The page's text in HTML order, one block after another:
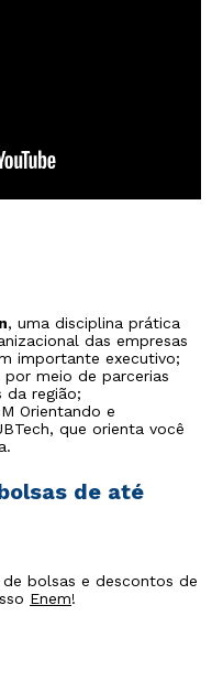
, uma disciplina prática
das empresas
importante executivo;
por meio de parcerias
da região;
Orientando e
que orienta você
de até
bolsas e descontos de
Enem!